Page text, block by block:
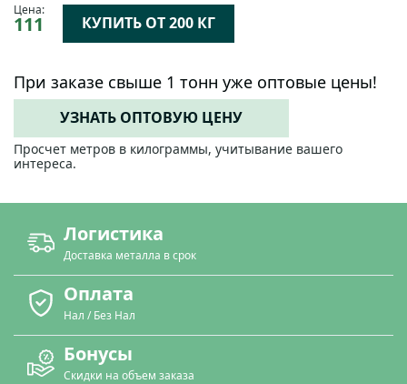
Цена:
111 КУПИТЬ ОТ 200 КГ
При заказе свыше 1 тонн уже оптовые цены!
УЗНАТЬ ОПТОВУЮ ЦЕНУ
Просчет метров в килограммы, учитывание вашего
интереса.
Логистика
Доставка металла в срок
Оплата
Нал / Без Нал
Бонусы
Скидки на объем заказа